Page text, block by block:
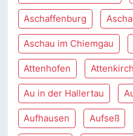
Aschaffenburg
Aschau im Chiemgau
Attenhofen
Au in der Hallertau
Aufhausen Aufseß